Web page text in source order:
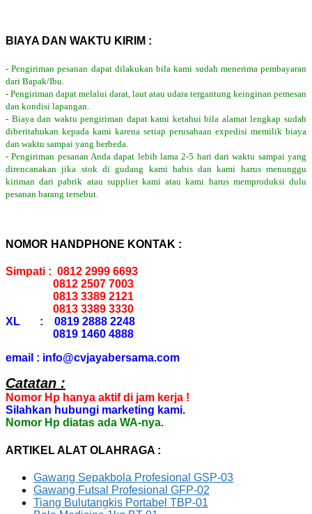
BIAYA DAN WAKTU KIRIM :
- Pengiriman pesanan dapat dilakukan bila kami sudah menerima pembayaran
dari Bapak/Ibu.
- Pengiriman dapat melalui darat, laut atau udara tergantung keinginan pemesan
dan kondisi lapangan.
- Biaya dan waktu pengiriman dapat kami ketahui bila alamat lengkap sudah
diberitahukan kepada kami karena setiap perusahaan expedisi memilik biaya
dan waktu sampai yang berbeda.
- Pengiriman pesanan Anda dapat lebih lama 2-5 hari dari waktu sampai yang
direncanakan jika stok di gudang kami habis dan kami harus menunggu
kiriman dari pabrik atau supplier kami atau kami harus memproduksi dulu
pesanan barang tersebut.
NOMOR HANDPHONE KONTAK :
Simpati : 0812 2999 6693
0812 2507 7003
0813 3389 2121
0813 3389 3330
XL : 0819 2888 2248
0819 1460 4888
email : info@cvjayabersama.com
Catatan :
Nomor Hp hanya aktif di jam kerja !
Silahkan hubungi marketing kami.
Nomor Hp diatas ada WA-nya.
ARTIKEL ALAT OLAHRAGA :
Gawang Sepakbola Profesional GSP-03
Gawang Futsal Profesional GFP-02
Tiang Bulutangkis Portabel TBP-01